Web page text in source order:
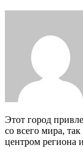
Этот город привлекает к себе внимание множества туристов
со всего мира,
центром региона